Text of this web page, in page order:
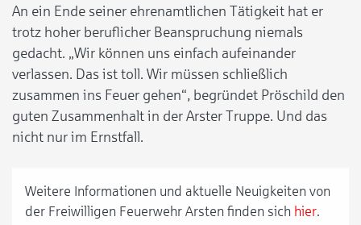
An ein Ende seiner ehrenamtlichen Tätigkeit hat er
trotz hoher beruflicher Beanspruchung niemals
gedacht. „Wir können uns einfach aufeinander
verlassen. Das ist toll. Wir müssen schließlich
zusammen ins Feuer gehen“, begründet Pröschild den
guten Zusammenhalt in der Arster Truppe. Und das
nicht nur im Ernstfall.
Weitere Informationen und aktuelle Neuigkeiten von
der Freiwilligen Feuerwehr Arsten finden sich hier.